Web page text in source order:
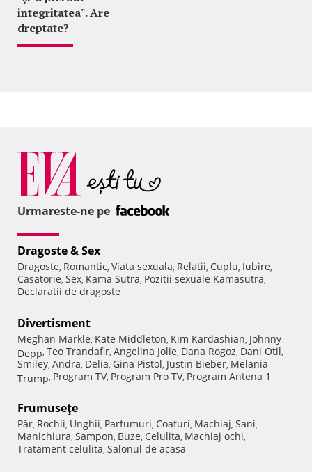
integritatea". Are
dreptate?
Urmareste-ne pe
Dragoste & Sex
Dragoste, Romantic, Viata sexuala, Relatii, Cuplu, Iubire,
Casatorie, Sex, Kama Sutra, Pozitii sexuale Kamasutra,
Declaratii de dragoste
Divertisment
Meghan Markle, Kate Middleton, Kim Kardashian, Johnny
Depp, Teo Trandafir, Angelina Jolie, Dana Rogoz, Dani Otil,
Smiley, Andra, Delia, Gina Pistol, Justin Bieber, Melania
Trump, Program TV, Program Pro TV, Program Antena 1
Frumuseţe
Păr, Rochii, Unghii, Parfumuri, Coafuri, Machiaj, Sani,
Manichiura, Sampon, Buze, Celulita, Machiaj ochi,
Tratament celulita, Salonul de acasa